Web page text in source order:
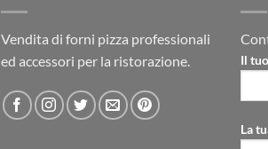
Vendita di forni pizza professionali
ed accessori per la ristorazione.
Il
La